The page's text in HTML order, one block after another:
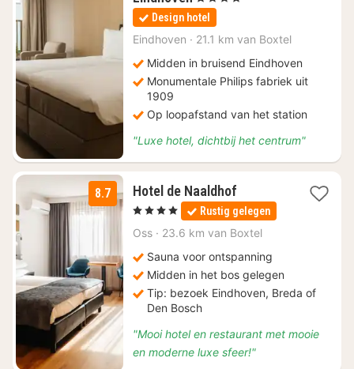
nacht
vanaf
€
Design hotel
Eindhoven · 21.1 km van Boxtel
Midden in bruisend Eindhoven
Monumentale Philips fabriek uit
1909
Op loopafstand van het station
"Luxe hotel, dichtbij het centrum"
8.7 Hotel de Naaldhof1
nacht
vanaf
€
, 4 Sterren Rustig gelegen
Oss · 23.6 km van Boxtel
Sauna voor ontspanning
Midden in het bos gelegen
Tip: bezoek Eindhoven, Breda of
Den Bosch
"Mooi hotel en restaurant met mooie
en moderne luxe sfeer!"